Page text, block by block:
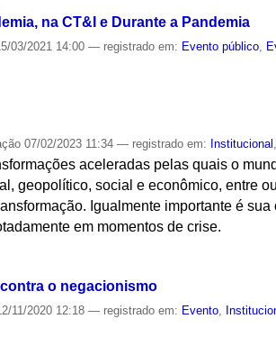
na CT&I e Durante a Pandemia
03/2021 14:00— registrado em: Evento público,
07/02/2023 11:34— registrado em: Institucional
aceleradas pelas quais o
geopolítico, social e econômico, entre
Igualmente importante é
em momentos de crise.
o negacionismo
11/2020 12:18— registrado em: Evento